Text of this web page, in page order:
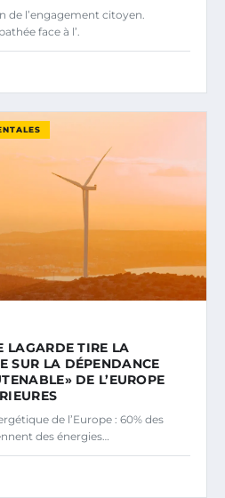
de l’engagement citoyen.
face à l’.
LAGARDE TIRE LA
SUR LA DÉPENDANCE
DE L’EUROPE
de l’Europe : 60% des
des énergies…